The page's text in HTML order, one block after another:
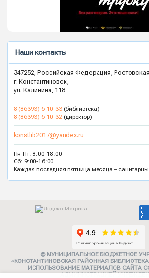
Наши контакты
347252, Российская Федерация,
г. Константиновск,
ул. Калинина, 118
8 (86393) 6-10-33 (библиотека)
8 (86393) 6-10-32 (директор)
konstlib2017@yandex.ru
Пн-Пт: 8:00-18:00
Сб: 9:00-16:00
Каждая последняя пятница месяца –
© МУНИЦИПАЛЬНОЕ БЮДЖЕТНОЕ
«КОНСТАНТИНОВСКАЯ РАЙОННАЯ
ИСПОЛЬЗОВАНИЕ МАТЕРИАЛОВ САЙТА
АДМИНИСТРАЦИЕЙ